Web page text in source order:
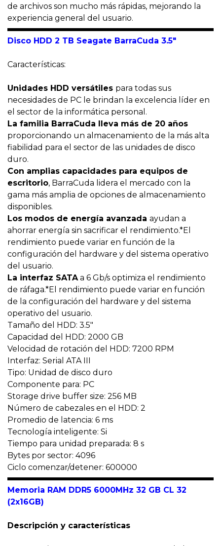
de archivos son mucho más rápidas, mejorando la
experiencia general del usuario.
Disco HDD 2 TB Seagate BarraCuda 3.5"
Características:
Unidades HDD versátiles para todas sus
necesidades de PC le brindan la excelencia líder en
el sector de la informática personal.
La familia BarraCuda lleva más de 20 años
proporcionando un almacenamiento de la más alta
fiabilidad para el sector de las unidades de disco
duro.
Con amplias capacidades para equipos de
escritorio, BarraCuda lidera el mercado con la
gama más amplia de opciones de almacenamiento
disponibles.
Los modos de energía avanzada ayudan a
ahorrar energía sin sacrificar el rendimiento.*El
rendimiento puede variar en función de la
configuración del hardware y del sistema operativo
del usuario.
La interfaz SATAa 6 Gb/s optimiza el rendimiento
de ráfaga.*El rendimiento puede variar en función
de la configuración del hardware y del sistema
operativo del usuario.
Tamaño del HDD: 3.5"
Capacidad del HDD: 2000 GB
Velocidad de rotación del HDD: 7200 RPM
Interfaz: Serial ATA III
Tipo: Unidad de disco duro
Componente para: PC
Storage drive buffer size: 256 MB
Número de cabezales en el HDD: 2
Promedio de latencia: 6 ms
Tecnología inteligente: Si
Tiempo para unidad preparada: 8 s
Bytes por sector: 4096
Ciclo comenzar/detener: 600000
Memoria RAM DDR5 6000MHz 32 GB CL 32
(2x16GB)
Descripción y características